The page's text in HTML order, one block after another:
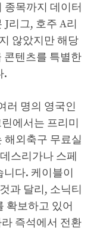
종목까지 데이터
리그, 호주 A리
않았지만 해당
콘텐츠를 특별한
.
러 명의 영국인
에서는 프리미
해외축구 무료실
스리가나 스페
다. 케이블이
과 달리, 소닉티
확보하고 있어
즉석에서 전환